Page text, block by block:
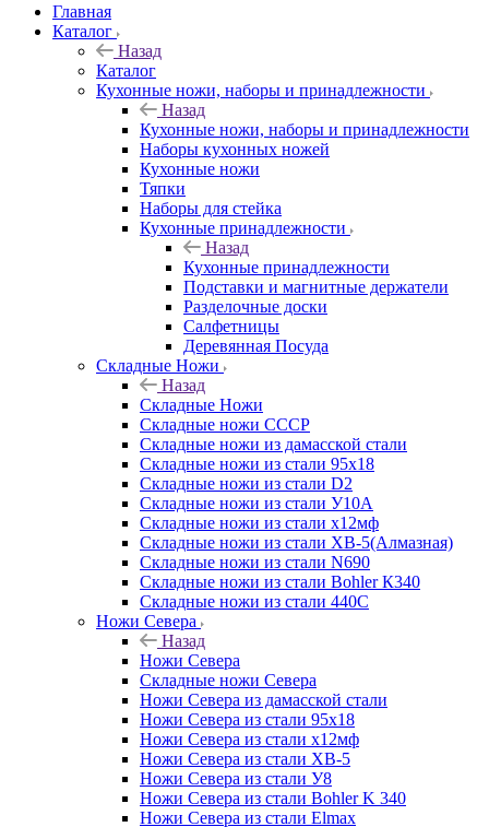
Главная
Каталог
Назад
Каталог
Кухонные ножи, наборы и принадлежности
Назад
Кухонные ножи, наборы и принадлежности
Наборы кухонных ножей
Кухонные ножи
Тяпки
Наборы для стейка
Кухонные принадлежности
Назад
Кухонные принадлежности
Подставки и магнитные держатели
Разделочные доски
Салфетницы
Деревянная Посуда
Складные Ножи
Назад
Складные Ножи
Cкладные ножи СССР
Складные ножи из дамасской стали
Складные ножи из стали 95х18
Складные ножи из стали D2
Складные ножи из стали У10А
Складные ножи из стали х12мф
Складные ножи из стали ХВ-5(Алмазная)
Складные ножи из стали N690
Складные ножи из стали Bohler К340
Складные ножи из стали 440С
Ножи Севера
Назад
Ножи Севера
Складные ножи Севера
Ножи Севера из дамасской стали
Ножи Севера из стали 95х18
Ножи Севера из стали х12мф
Ножи Севера из стали ХВ-5
Ножи Севера из стали У8
Ножи Севера из стали Bohler K 340
Ножи Севера из стали Elmax